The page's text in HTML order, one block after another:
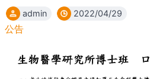
admin 2022/04/29
公告